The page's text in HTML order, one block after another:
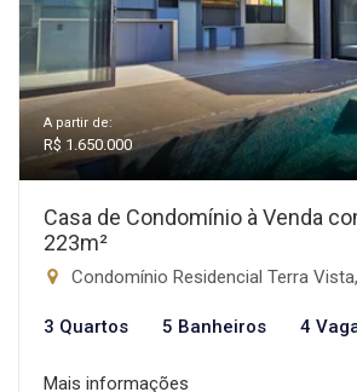
A partir de:
R$ 1.650.000
Casa de Condomínio à Venda
223m²
Condomínio Residencial Terra
3 Quartos 5 Banheiros 4
Mais informações